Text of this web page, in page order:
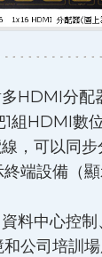
HDMI分配
組HDMI數
，可以同步
端設備（顯
料中心控
公司培訓